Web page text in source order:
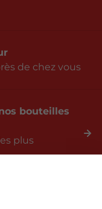
de chez vous
bouteilles
plus